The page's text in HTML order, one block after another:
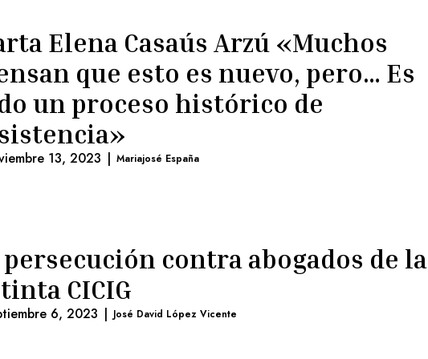
Elena Casaús Arzú «Muchos
que esto es nuevo, pero… Es
un proceso histórico de
13, 2023 | Mariajosé España
persecución contra abogados de la
CICIG
6, 2023 | José David López Vicente